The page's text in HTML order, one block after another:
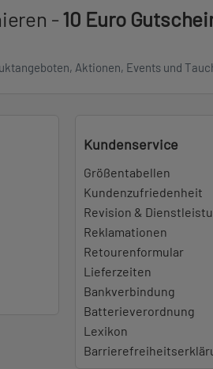
-10 Euro
Aktionen, Events und
Kundenservice
Größentabellen
Kundenzufriedenheit
Revision &
Reklamationen
Retourenformular
Lieferzeiten
Bankverbindung
Batterieverordnung
Lexikon